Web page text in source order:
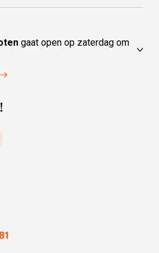
10:00 - 17:30
gesloten
10:00 - 17:30
gaat open op zaterdag om